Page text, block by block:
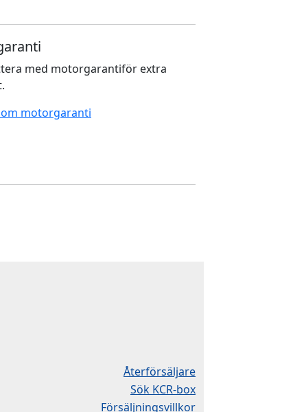
med motorgarantiför extra
om motorgaranti
Återförsäljare
Sök KCR-box
Försäljningsvillkor